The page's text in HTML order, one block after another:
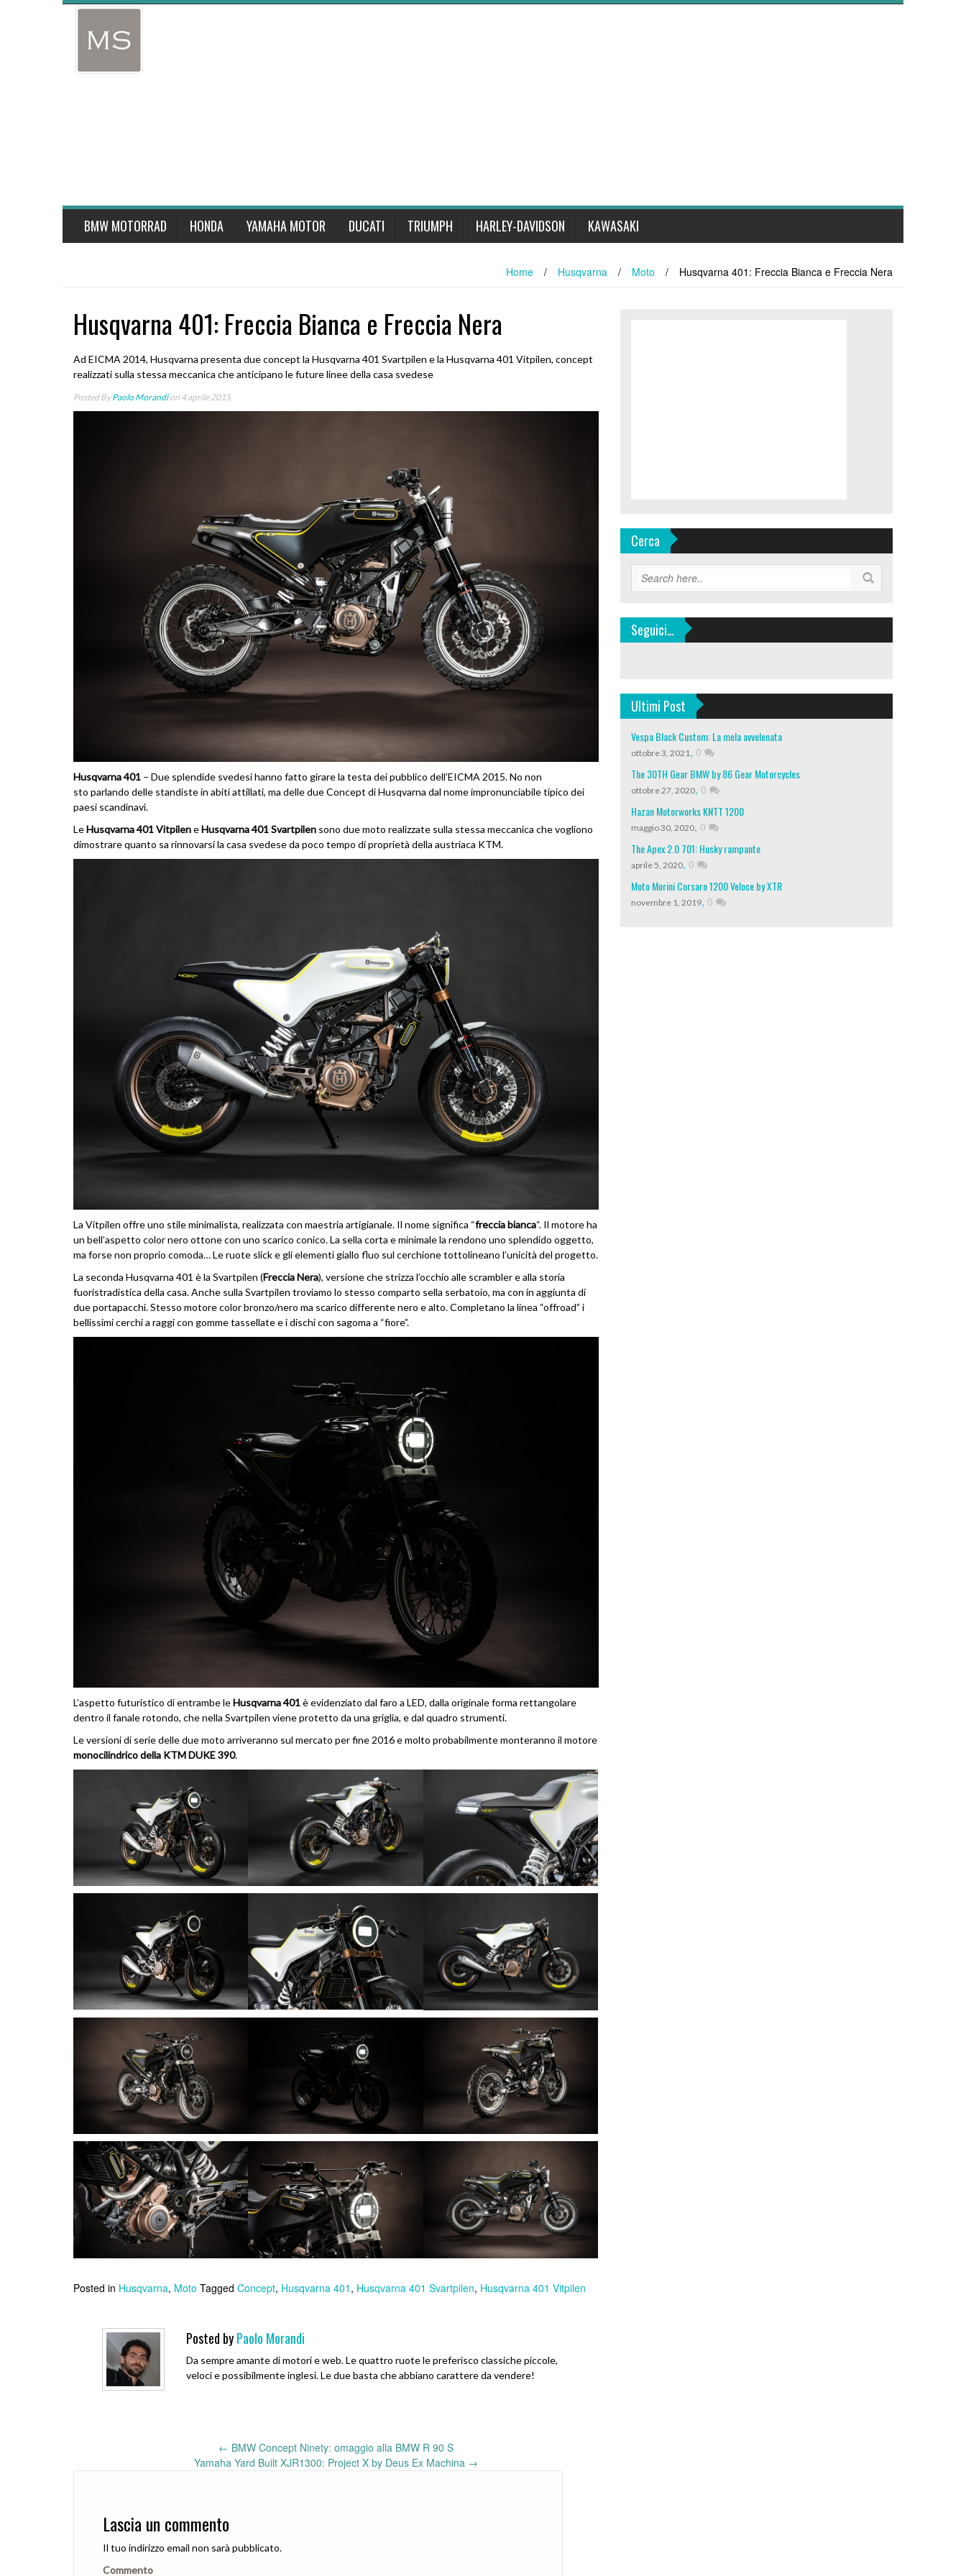
BMW MOTORRAD HONDA YAMAHA MOTOR DUCATI TRIUMPH HARLEY-DAVIDSON KAWASAKI
Home / Husqvarna / Moto / Husqvarna 401: Freccia Bianca e Freccia Nera
Husqvarna 401: Freccia Bianca e Freccia Nera
Ad EICMA 2014, Husqvarna presenta due concept la Husqvarna 401 Svartpilen e la Husqvarna 401 Vitpilen, concept
realizzati sulla stessa meccanica che anticipano le future linee della casa svedese
Posted ByPaolo Morandion 4 aprile 2015
Husqvarna 401 – Due splendide svedesi hanno fatto girare la testa dei pubblico dell’EICMA 2015. No non
sto parlando delle standiste in abiti attillati, ma delle due Concept di Husqvarna dal nome impronunciabile tipico dei
paesi scandinavi.
LeHusqvarna 401 VitpileneHusqvarna 401 Svartpilen sono due moto realizzate sulla stessa meccanica che vogliono
dimostrare quanto sa rinnovarsi la casa svedese da poco tempo di proprietà della austriaca KTM.
La Vitpilen offre uno stile minimalista, realizzata con maestria artigianale. Il nome significa “freccia bianca“. Il motore ha
un bell’aspetto color nero ottone con uno scarico conico. La sella corta e minimale la rendono uno splendido oggetto,
ma forse non proprio comoda… Le ruote slick e gli elementi giallo fluo sul cerchione tottolineano l’unicità del progetto.
La seconda Husqvarna 401 è la Svartpilen (Freccia Nera), versione che strizza l’occhio alle scrambler e alla storia
fuoristradistica della casa. Anche sulla Svartpilen troviamo lo stesso comparto sella serbatoio, ma con in aggiunta di
due portapacchi. Stesso motore color bronzo/nero ma scarico differente nero e alto. Completano la linea “offroad” i
bellissimi cerchi a raggi con gomme tassellate e i dischi con sagoma a “fiore”.
L’aspetto futuristico di entrambe leHusqvarna 401è evidenziato dal faro a LED, dalla originale forma rettangolare
dentro il fanale rotondo, che nella Svartpilen viene protetto da una griglia, e dal quadro strumenti.
Le versioni di serie delle due moto arriveranno sul mercato per fine 2016 e molto probabilmente monteranno il motore
monocilindrico della KTM DUKE 390.
Posted in Husqvarna, Moto Tagged Concept, Husqvarna 401 , Husqvarna 401 Svartpilen, Husqvarna 401 Vitpilen
Posted byPaolo Morandi
Da sempre amante di motori e web. Le quattro ruote le preferisco classiche piccole,
veloci e possibilmente inglesi. Le due basta che abbiano carattere da vendere!
Post
← BMW Concept Ninety: omaggio alla BMW R 90 S
Yamaha Yard Built XJR1300: Project X by Deus Ex Machina →
Lascia un commento
Il tuo indirizzo email non sarà pubblicato.
Commento
Cerca
Seguici…
Ultimi Post
Vespa Black Custom: La mela avvelenata
ottobre 3, 2021, 0
The 30TH Gear BMW by 86 Gear Motorcycles
ottobre 27, 2020, 0
Hazan Motorworks KNTT 1200
maggio 30, 2020, 0
The Apex 2.0 701: Husky rampante
aprile 5, 2020, 0
Moto Morini Corsaro 1200 Veloce by XTR
novembre 1, 2019, 0